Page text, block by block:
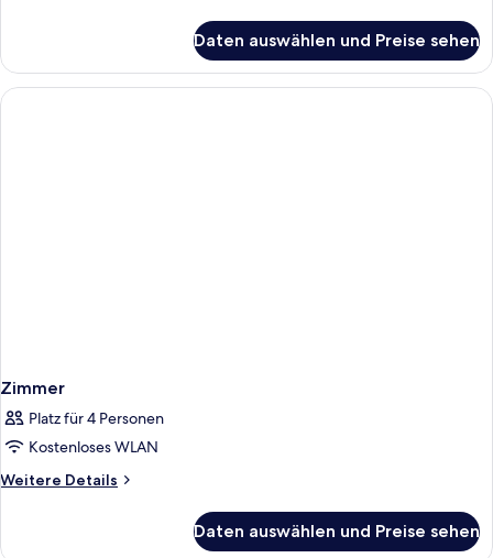
Daten auswählen und Preise sehen
Zimmer
Platz für 4 Personen
Kostenloses WLAN
Weitere Details
Weitere
Daten auswählen und Preise sehen